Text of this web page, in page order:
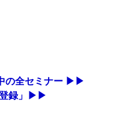
の全セミナー ▶▶
登録」▶▶